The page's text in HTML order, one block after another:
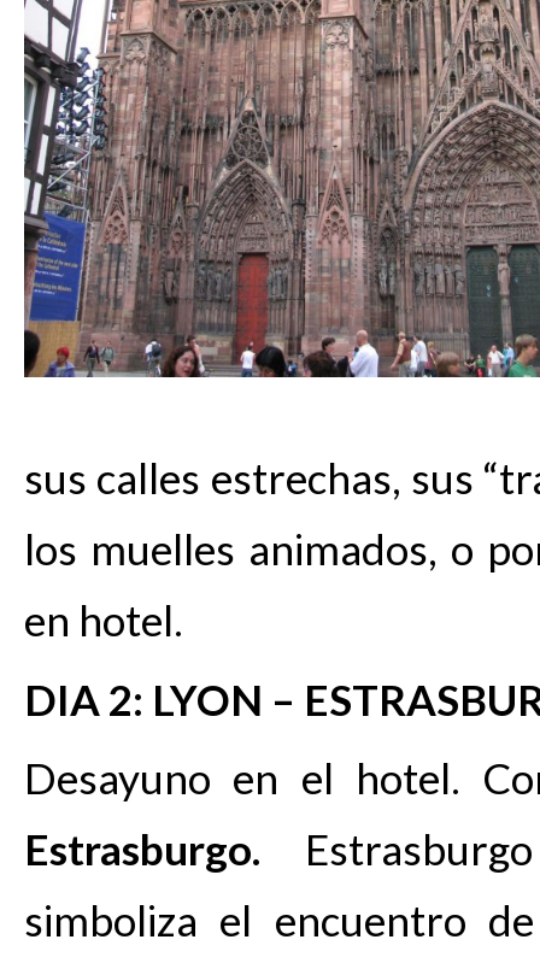
sus calles estrechas, sus
los muelles animados, o
en hotel.
DIA 2: LYON –
Desayuno en el hotel.
Estrasburgo. Estrasburgo
simboliza el encuentro